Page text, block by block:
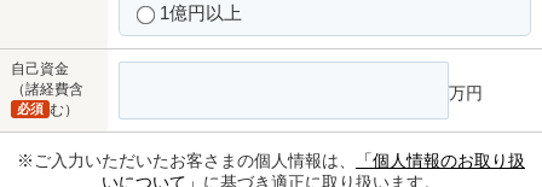
1億円以上
自己資金
（諸経費含
む）
必須
万円
※ご入力いただいたお客さまの個人情報は、
「個人情報のお取り扱
いについて」 に基づき適正に取り扱います。